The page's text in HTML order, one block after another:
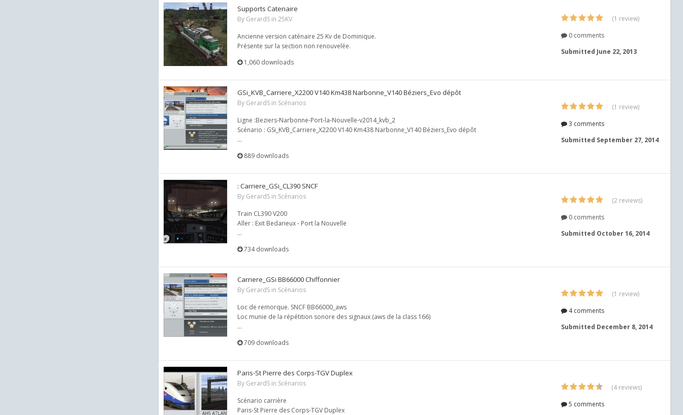
Supports Catenaire
By GerardS in 25KV
Ancienne version caténaire 25 Kv de Dominique.
Présente sur la section non renouvelée.
1,060 downloads
(1 review)
0 comments
Submitted June 22, 2013
GSi_KVB_Carriere_X2200 V140 Km438 Narbonne_V140 Béziers_Evo dépôt
By GerardS in Scénarios
Ligne :Beziers-Narbonne-Port-la-Nouvelle-v2014_kvb_2
Scénario : GSi_KVB_Carriere_X2200 V140 Km438 Narbonne_V140 Béziers_Evo dépôt
...
889 downloads
(1 review)
3 comments
Submitted September 27, 2014
: Carriere_GSi_CL390 SNCF
By GerardS in Scénarios
Train CL390 V200
Aller : Exit Bedarieux - Port la Nouvelle
...
734 downloads
(2 reviews)
0 comments
Submitted October 16, 2014
Carriere_GSi BB66000 Chiffonnier
By GerardS in Scénarios
Loc de remorque. SNCF BB66000_aws
Loc munie de la répétition sonore des signaux (aws de la class 166)
...
709 downloads
(1 review)
4 comments
Submitted December 8, 2014
Paris-St Pierre des Corps-TGV Duplex
By GerardS in Scénarios
Scénario carrière
Paris-St Pierre des Corps-TGV Duplex
(4 reviews)
5 comments